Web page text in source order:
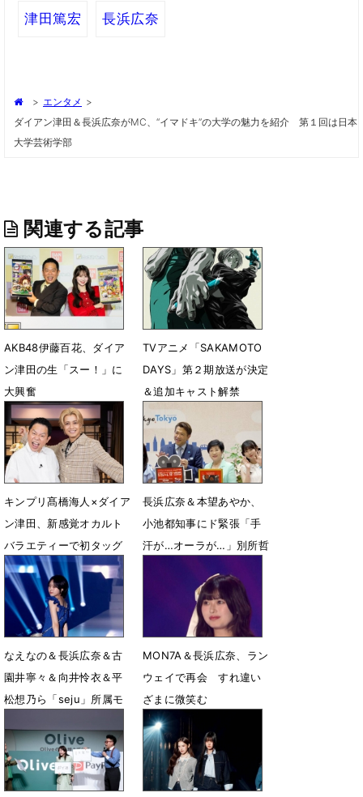
津田篤宏 長浜広奈
> エンタメ >
ダイアン津田＆長浜広奈がMC、“イマドキ”の大学の魅力を紹介 第１回は日本
大学芸術学部
関連する記事
AKB48伊藤百花、ダイア
ン津田の生「スー！」に
大興奮
8月2日 07時02分
TVアニメ「SAKAMOTO
DAYS」第２期放送が決定
＆追加キャスト解禁
6月24日 18時00分
キンプリ髙橋海人×ダイア
ン津田、新感覚オカルト
バラエティーで初タッグ
6月4日 19時21分
長浜広奈＆本望あやか、
小池都知事にド緊張「手
汗が…オーラが…」別所哲
5月15日 07時50分
なえなの＆長浜広奈＆古
園井寧々＆向井怜衣＆平
松想乃ら「seju」所属モ
4月1日 11時38分
MON7A＆長浜広奈、ラン
ウェイで再会 すれ違い
ざまに微笑む
4月1日 09時40分